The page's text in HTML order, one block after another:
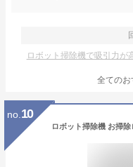
ロボット掃除機で吸引力が
全てのお
no. 10